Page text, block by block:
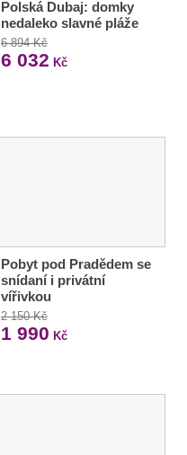
Polská Dubaj: domky
nedaleko slavné pláže
6 894 Kč
6 032 Kč
Pobyt pod Pradědem se
snídaní i privátní
vířivkou
2 150 Kč
1 990 Kč